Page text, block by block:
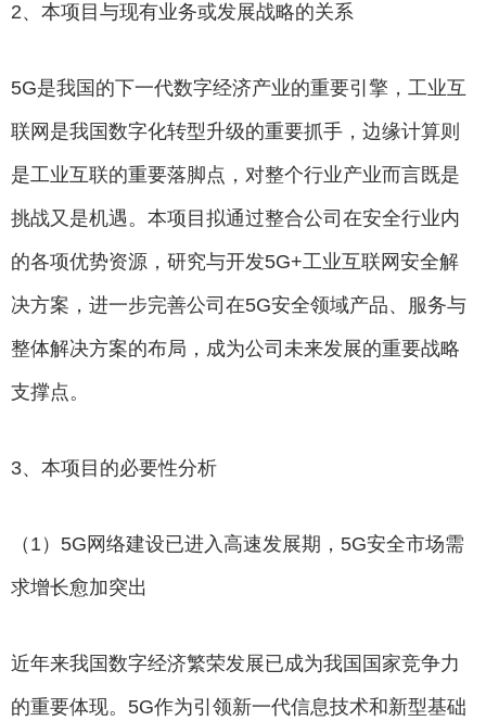
2、本项目与现有业务或发展战略的关系
5G是我国的下一代数字经济产业的重要引擎，工业互
联网是我国数字化转型升级的重要抓手，边缘计算则
是工业互联的重要落脚点，对整个行业产业而言既是
挑战又是机遇。本项目拟通过整合公司在安全行业内
的各项优势资源，研究与开发5G+工业互联网安全解
决方案，进一步完善公司在5G安全领域产品、服务与
整体解决方案的布局，成为公司未来发展的重要战略
支撑点。
3、本项目的必要性分析
（1）5G网络建设已进入高速发展期，5G安全市场需
求增长愈加突出
近年来我国数字经济繁荣发展已成为我国国家竞争力
的重要体现。5G作为引领新一代信息技术和新型基础